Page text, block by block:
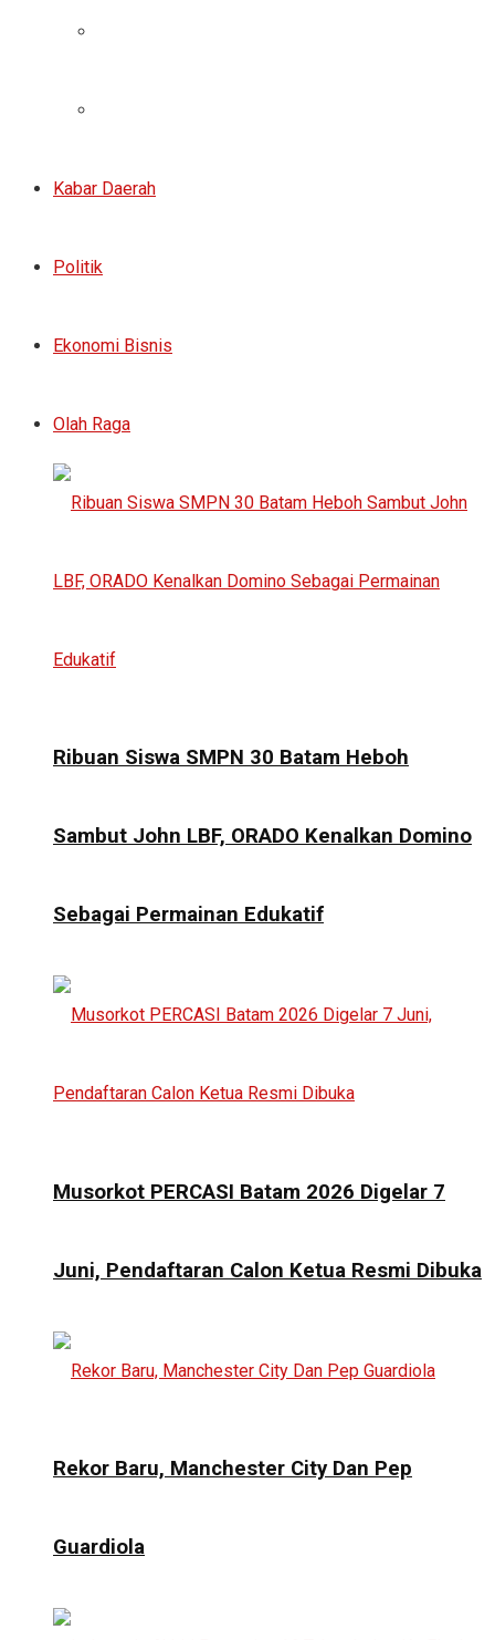
Kabar Daerah
Politik
Ekonomi Bisnis
Olah Raga
Ribuan Siswa SMPN 30 Batam Heboh
Sambut John LBF, ORADO Kenalkan Domino
Sebagai Permainan Edukatif
Musorkot PERCASI Batam 2026 Digelar 7
Juni, Pendaftaran Calon Ketua Resmi Dibuka
Rekor Baru, Manchester City Dan Pep
Guardiola